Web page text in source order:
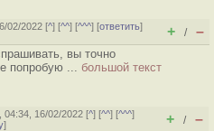
02/2022 [^] [^^] [^^^] [ответить]
+ / –
вы точно
попробую ... большой текст
04:34, 16/02/2022 [^] [^^] [^^^]
] + / –